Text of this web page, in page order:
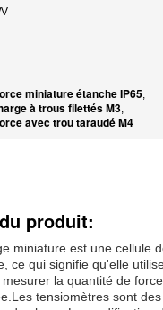
miniature étanche IP65,
à trous filettés M3,
avec trou taraudé M4
produit:
miniature est une cellule
ce qui signifie qu'elle
la quantité de
tensiomètres sont